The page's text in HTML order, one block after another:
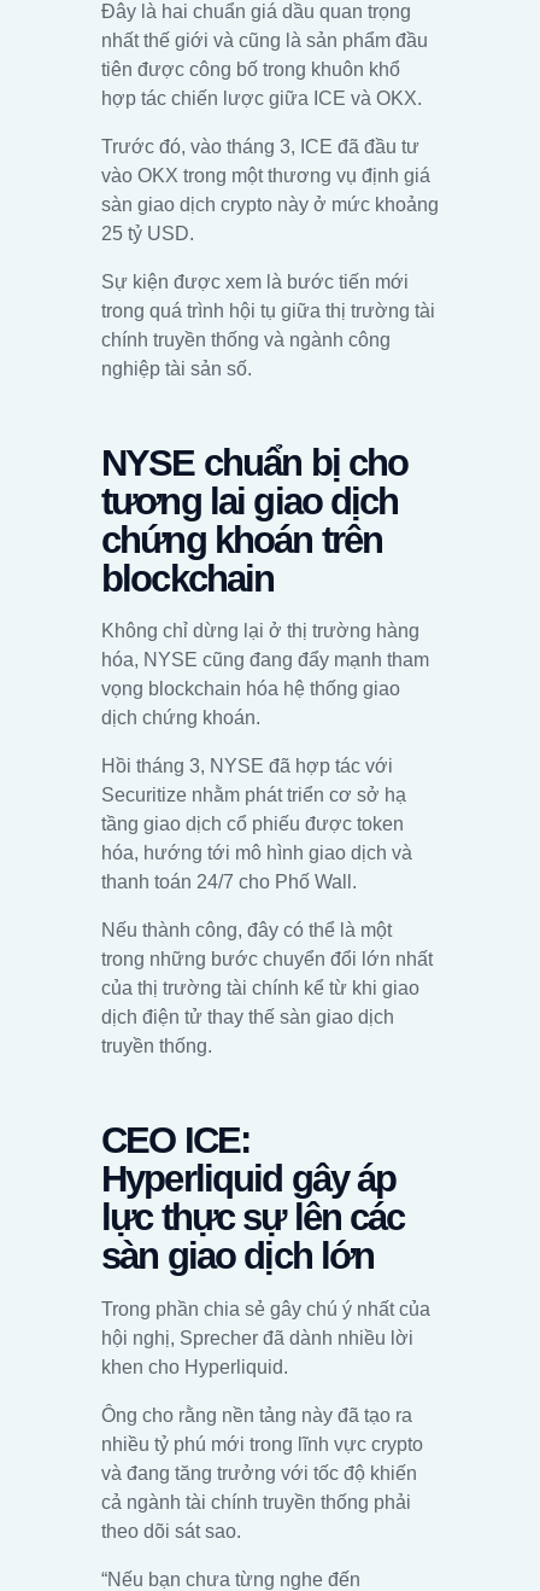
Đây là hai chuẩn giá dầu quan trọng
nhất thế giới và cũng là sản phẩm đầu
tiên được công bố trong khuôn khổ
hợp tác chiến lược giữa ICE và OKX.
Trước đó, vào tháng 3, ICE đã đầu tư
vào OKX trong một thương vụ định giá
sàn giao dịch crypto này ở mức khoảng
25 tỷ USD.
Sự kiện được xem là bước tiến mới
trong quá trình hội tụ giữa thị trường tài
chính truyền thống và ngành công
nghiệp tài sản số.
NYSE chuẩn bị cho
tương lai giao dịch
chứng khoán trên
blockchain
Không chỉ dừng lại ở thị trường hàng
hóa, NYSE cũng đang đẩy mạnh tham
vọng blockchain hóa hệ thống giao
dịch chứng khoán.
Hồi tháng 3, NYSE đã hợp tác với
Securitize nhằm phát triển cơ sở hạ
tầng giao dịch cổ phiếu được token
hóa, hướng tới mô hình giao dịch và
thanh toán 24/7 cho Phố Wall.
Nếu thành công, đây có thể là một
trong những bước chuyển đổi lớn nhất
của thị trường tài chính kể từ khi giao
dịch điện tử thay thế sàn giao dịch
truyền thống.
CEO ICE:
Hyperliquid gây áp
lực thực sự lên các
sàn giao dịch lớn
Trong phần chia sẻ gây chú ý nhất của
hội nghị, Sprecher đã dành nhiều lời
khen cho Hyperliquid.
Ông cho rằng nền tảng này đã tạo ra
nhiều tỷ phú mới trong lĩnh vực crypto
và đang tăng trưởng với tốc độ khiến
cả ngành tài chính truyền thống phải
theo dõi sát sao.
“Nếu bạn chưa từng nghe đến